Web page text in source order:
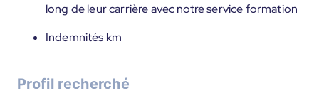
long de leur carrière avec notre service formation
Indemnités km
Profil recherché